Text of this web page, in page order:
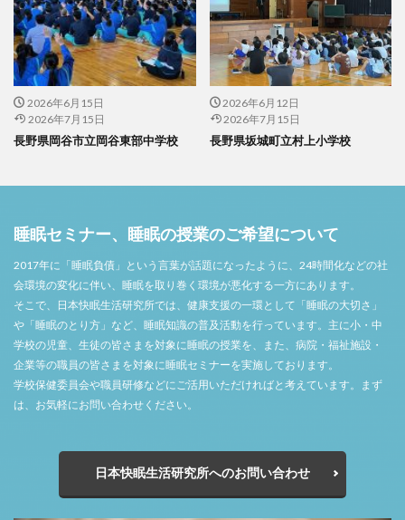
2026年6月15日
2026年7月15日
長野県岡谷市立岡谷東部中学校
2026年6月12日
2026年7月15日
長野県坂城町立村上小学校
睡眠セミナー、睡眠の授業のご希望について
2017年に「睡眠負債」という言葉が話題になったように、24時間化などの社
会環境の変化に伴い、睡眠を取り巻く環境が悪化する一方にあります。
そこで、日本快眠生活研究所では、健康支援の一環として「睡眠の大切さ」
や「睡眠のとり方」など、睡眠知識の普及活動を行っています。主に小・中
学校の児童、生徒の皆さまを対象に睡眠の授業を、また、病院・福祉施設・
企業等の職員の皆さまを対象に睡眠セミナーを実施しております。
学校保健委員会や職員研修などにご活用いただければと考えています。まず
は、お気軽にお問い合わせください。
日本快眠生活研究所へのお問い合わせ